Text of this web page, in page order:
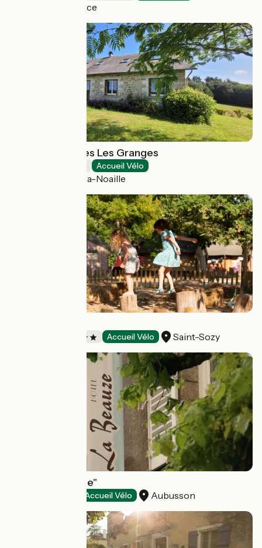
Sainte-Thérence
Chambre d'hôtes Les Granges
Accueil Vélo
Champagnac-la-Noaille
Accueil Vélo Saint-Sozy
Hôtel "La Beauze"
Accueil Vélo Aubusson